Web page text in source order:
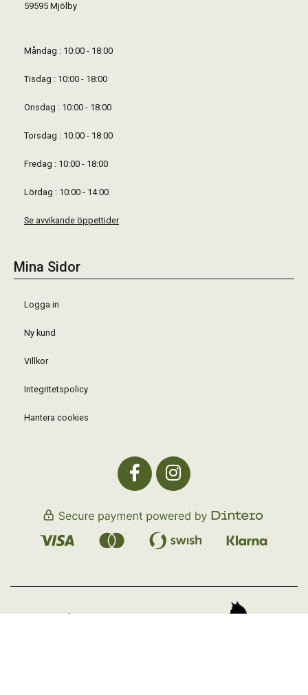
59595 Mjölby
Måndag : 10:00 - 18:00
Tisdag : 10:00 - 18:00
Onsdag : 10:00 - 18:00
Torsdag : 10:00 - 18:00
Fredag : 10:00 - 18:00
Lördag : 10:00 - 14:00
Se avvikande öppettider
Mina Sidor
Logga in
Ny kund
Villkor
Integritetspolicy
Hantera cookies